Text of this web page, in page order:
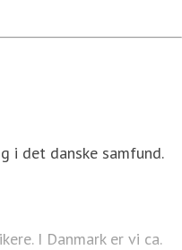
i det danske samfund.
I Danmark er vi ca.